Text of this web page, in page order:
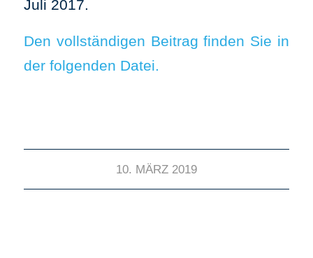
Juli 2017.
Den vollständigen Beitrag finden Sie in
der folgenden Datei.
10. MÄRZ 2019